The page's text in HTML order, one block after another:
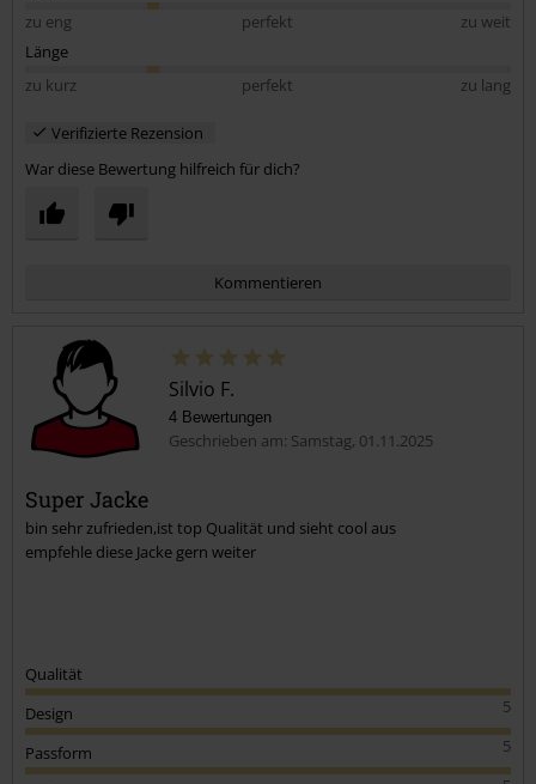
zu eng
perfekt
zu weit
Länge
zu kurz
perfekt zu lang
Verifizierte Rezension
War diese Bewertung hilfreich für dich?
Kommentieren
Kommentar jetzt abschicken!
Silvio F.
4 Bewertungen
Geschrieben am: Samstag, 01.11.2025
Super Jacke
bin sehr zufrieden,ist top Qualität und sieht cool aus
empfehle diese Jacke gern weiter
Qualität
5
Design
5
Passform